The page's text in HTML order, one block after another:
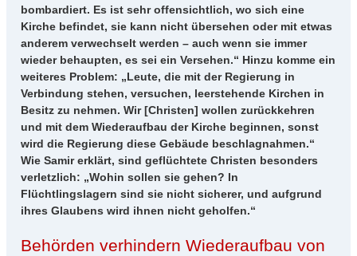
bombardiert. Es ist sehr offensichtlich, wo sich eine
Kirche befindet, sie kann nicht übersehen oder mit etwas
anderem verwechselt werden – auch wenn sie immer
wieder behaupten, es sei ein Versehen.“ Hinzu komme ein
weiteres Problem: „Leute, die mit der Regierung in
Verbindung stehen, versuchen, leerstehende Kirchen in
Besitz zu nehmen. Wir [Christen] wollen zurückkehren
und mit dem Wiederaufbau der Kirche beginnen, sonst
wird die Regierung diese Gebäude beschlagnahmen.“
Wie Samir erklärt, sind geflüchtete Christen besonders
verletzlich: „Wohin sollen sie gehen? In
Flüchtlingslagern sind sie nicht sicherer, und aufgrund
ihres Glaubens wird ihnen nicht geholfen.“
Behörden verhindern Wiederaufbau von